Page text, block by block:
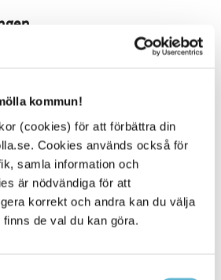
kommun!
(cookies) för att förbättra din
Cookies används också för
samla information och
är nödvändiga för att
korrekt och andra kan du välja
de val du kan göra.
bidragit till
fanns kvarnar samt
anlades byggdes en del
tog fart först när
bildats 1920 och det snabbt
inom industrin behövde